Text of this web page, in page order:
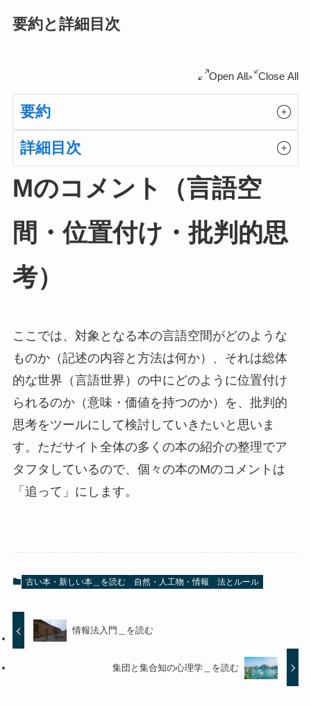
要約と詳細目次
Open All Close All
要約
詳細目次
Mのコメント（言語空
間・位置付け・批判的思
考）
ここでは、対象となる本の言語空間がどのような
ものか（記述の内容と方法は何か）、それは総体
的な世界（言語世界）の中にどのように位置付け
られるのか（意味・価値を持つのか）を、批判的
思考をツールにして検討していきたいと思いま
す。ただサイト全体の多くの本の紹介の整理でア
タフタしているので、個々の本のMのコメントは
「追って」にします。
古い本・新しい本＿を読む 自然・人工物・情報 法とルール
情報法入門＿を読む
集団と集合知の心理学＿を読む